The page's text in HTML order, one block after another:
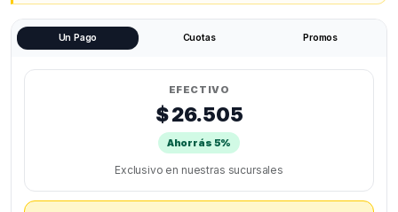
Un Pago Cuotas Promos
EFECTIVO
$ 26.505
Ahorrás 5%
Exclusivo en nuestras sucursales